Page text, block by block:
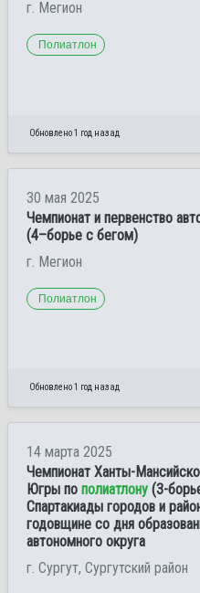
г. Мегион
Полиатлон
Обновлено 1 год назад
30 мая 2025
Чемпионат и первенство
(4–борье с бегом)
г. Мегион
Полиатлон
Обновлено 1 год назад
14 марта 2025
Чемпионат Ханты-
Югры по полиатлону (3-
Спартакиады городов и
годовщине со дня
автономного округа
г. Сургут, Сургутский район